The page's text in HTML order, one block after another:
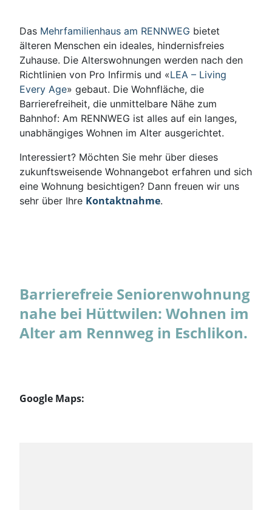
Das Mehrfamilienhaus am RENNWEG bietet
älteren Menschen ein ideales, hindernisfreies
Zuhause. Die Alterswohnungen werden nach den
Richtlinien von Pro Infirmis und «LEA – Living
Every Age» gebaut. Die Wohnfläche, die
Barrierefreiheit, die unmittelbare Nähe zum
Bahnhof: Am RENNWEG ist alles auf ein langes,
unabhängiges Wohnen im Alter ausgerichtet.
Interessiert? Möchten Sie mehr über dieses
zukunftsweisende Wohnangebot erfahren und sich
eine Wohnung besichtigen? Dann freuen wir uns
sehr über Ihre Kontaktnahme.
Barrierefreie Seniorenwohnung
nahe bei Hüttwilen: Wohnen im
Alter am Rennweg in Eschlikon.
Google Maps: